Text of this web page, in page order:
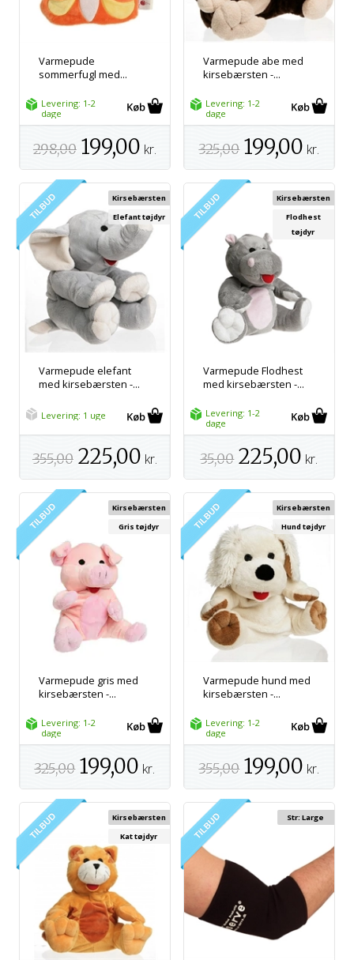
Varmepude
sommerfugl med...
Levering: 1-2
dage
298,00 199,00 kr.
Varmepude abe med
kirsebærsten -...
Levering: 1-2
dage
325,00 199,00 kr.
Varmepude elefant
med kirsebærsten -...
Kirsebærsten
Elefant tøjdyr
Levering: 1 uge
355,00 225,00 kr.
Varmepude Flodhest
med kirsebærsten -...
Kirsebærsten
Flodhest
tøjdyr
Levering: 1-2
dage
35,00 225,00 kr.
Varmepude gris med
kirsebærsten -...
Kirsebærsten
Gris tøjdyr
Levering: 1-2
dage
325,00 199,00 kr.
Varmepude hund med
kirsebærsten -...
Kirsebærsten
Hund tøjdyr
Levering: 1-2
dage
355,00 199,00 kr.
Kirsebærsten
Kat tøjdyr
Str: Large